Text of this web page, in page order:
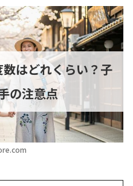
数はどれくらい？子
の注意点